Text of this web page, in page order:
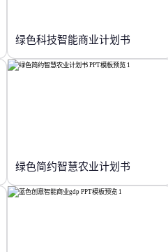
绿色科技智能商业计划书
绿色简约智慧农业计划书